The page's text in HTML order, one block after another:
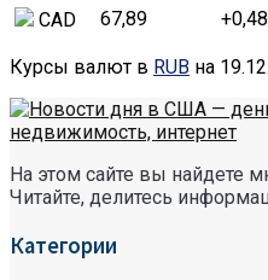
CAD
67,89 +0,48
Курсы валют в RUB на
На этом сайте вы найдете
Читайте, делитесь
Категории